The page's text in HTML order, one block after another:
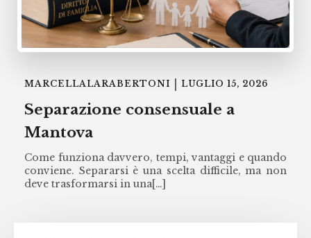
MARCELLALARABERTONI LUGLIO 15, 2026
Separazione consensuale a
Mantova
Come funziona davvero, tempi, vantaggi e quando
conviene. Separarsi è una scelta difficile, ma non
deve trasformarsi in una[…]